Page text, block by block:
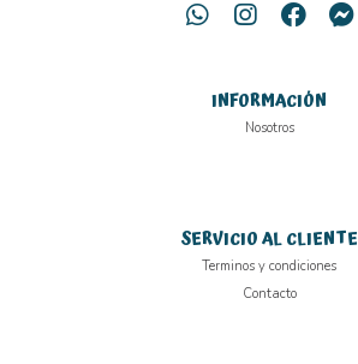
INFORMACIÓN
Nosotros
SERVICIO AL CLIENTE
Terminos y condiciones
Contacto